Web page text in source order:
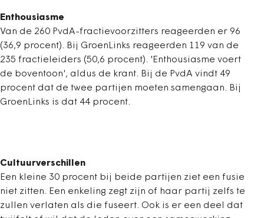
Enthousiasme
Van de 260 PvdA-fractievoorzitters reageerden er 96
(36,9 procent). Bij GroenLinks reageerden 119 van de
235 fractieleiders (50,6 procent). 'Enthousiasme voert
de boventoon', aldus de krant. Bij de PvdA vindt 49
procent dat de twee partijen moeten samengaan. Bij
GroenLinks is dat 44 procent.
Cultuurverschillen
Een kleine 30 procent bij beide partijen ziet een fusie
niet zitten. Een enkeling zegt zijn of haar partij zelfs te
zullen verlaten als die fuseert. Ook is er een deel dat